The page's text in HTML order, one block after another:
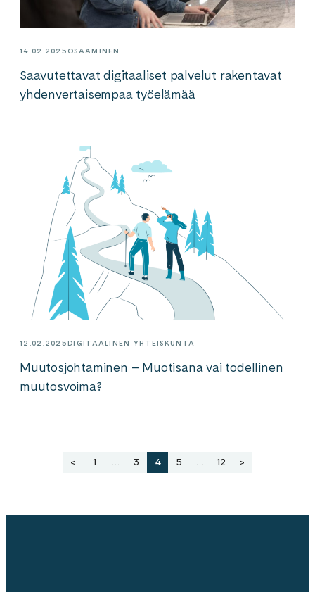
14.02.2025 OSAAMINEN
Saavutettavat digitaaliset palvelut rakentavat
yhdenvertaisempaa työelämää
12.02.2025DIGITAALINEN YHTEISKUNTA
Muutosjohtaminen – Muotisana vai todellinen
muutosvoima?
Artikkelien
< 1 … 3 4 5 … 12 >